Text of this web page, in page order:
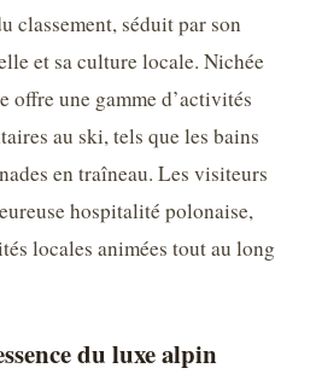
classement, séduit par son
et sa culture locale. Nichée
offre une gamme d’activités
au ski, tels que les bains
en traîneau. Les visiteurs
hospitalité polonaise,
locales animées tout au long
du luxe alpin